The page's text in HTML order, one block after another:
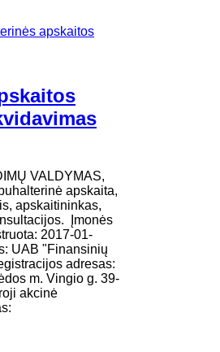
apskaitos
VALDYMAS,
apskaita,
apskaitininkas,
Įmonės
2017-01-
UAB "Finansinių
adresas:
m. Vingio g. 39-
akcinė